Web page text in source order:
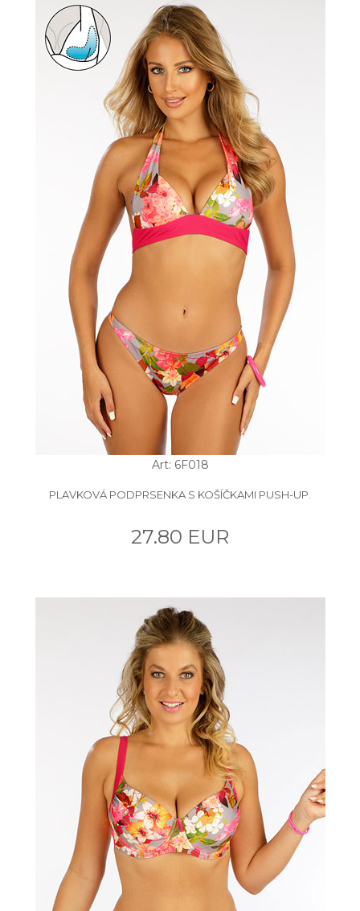
Art: 6F018
PLAVKOVÁ PODPRSENKA S KOŠÍČKAMI PUSH-UP.
27.80 EUR